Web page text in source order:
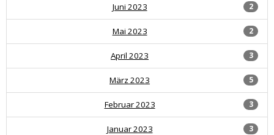
2
Juni 2023
2
Mai 2023
3
April 2023
5
März 2023
3
Februar 2023
3
Januar 2023